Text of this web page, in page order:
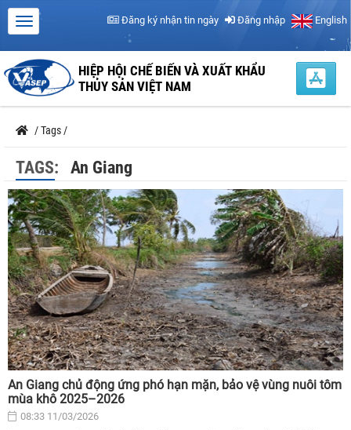
Đăng ký nhận tin ngày Đăng nhập English
HIỆP HỘI CHẾ BIẾN VÀ XUẤT KHẨU
THỦY SẢN VIỆT NAM
/Tags /
TAGS: An Giang
An Giang chủ động ứng phó hạn mặn, bảo vệ vùng nuôi tôm
mùa khô 2025–2026
08:33 11/03/2026